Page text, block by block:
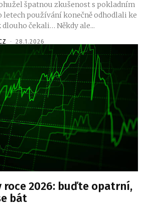
špatnou zkušenost s pokladním
letech používání konečně odhodlali ke
čekali… Někdy ale...
- 28.1.2026
roce 2026: buďte opatrní,
bát